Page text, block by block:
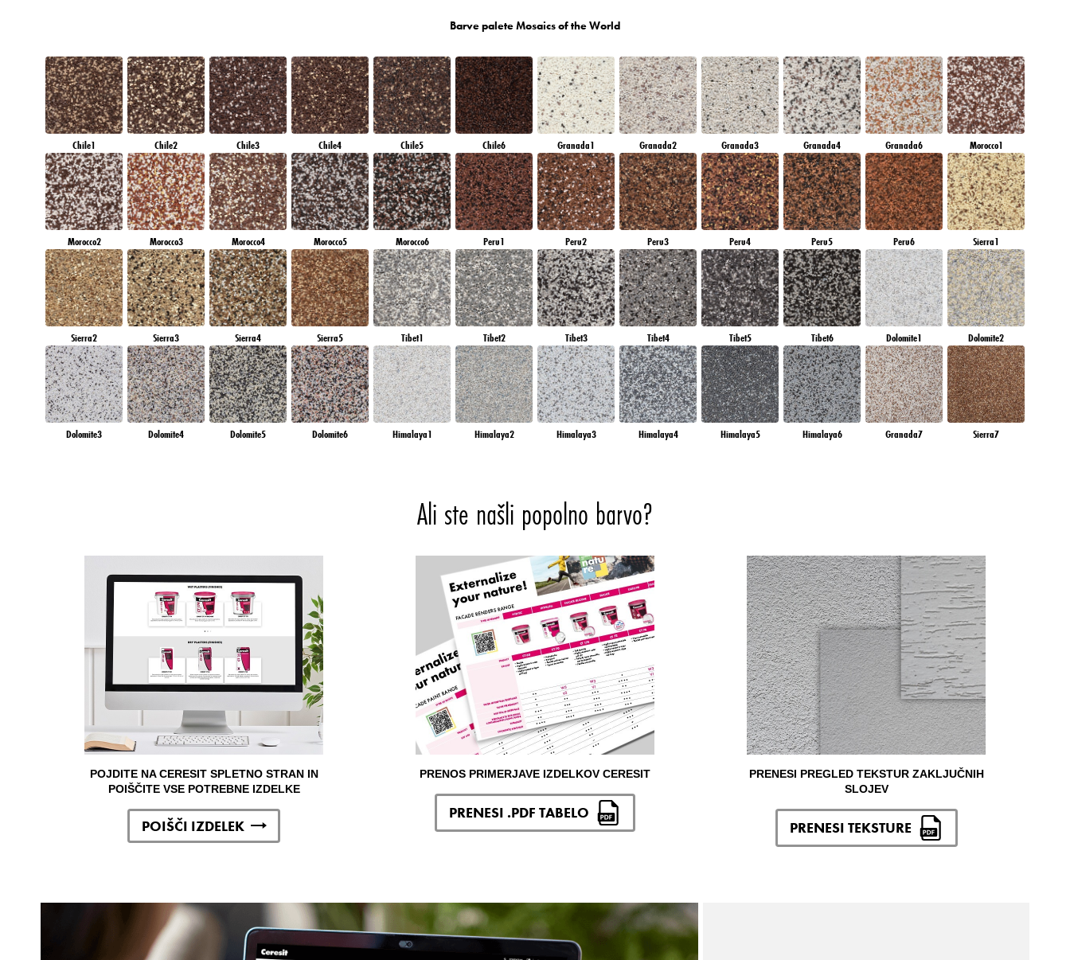
Barve palete Mosaics of the World
Chile1 Chile2 Chile3 Chile4 Chile5 Chile6 Granada1 Granada2 Granada3 Granada4 Granada6 Morocco1
Morocco2 Morocco3 Morocco4 Morocco5 Morocco6 Peru1 Peru2 Peru3 Peru4 Peru5 Peru6 Sierra1
Sierra2 Sierra3 Sierra4 Sierra5 Tibet1 Tibet2 Tibet3 Tibet4 Tibet5 Tibet6 Dolomite1 Dolomite2
Dolomite3 Dolomite4 Dolomite5 Dolomite6 Himalaya1 Himalaya2 Himalaya3 Himalaya4 Himalaya5 Himalaya6 Granada7 Sierra7
Ali ste našli popolno barvo?
POJDITE NA CERESIT SPLETNO STRAN IN
POIŠČITE VSE POTREBNE IZDELKE
POIŠČI IZDELEK
PRENOS PRIMERJAVE IZDELKOV CERESIT
PRENESI .PDF TABELO
PRENESI PREGLED TEKSTUR ZAKLJUČNIH
SLOJEV
PRENESI TEKSTURE